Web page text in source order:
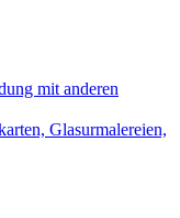
mit anderen
Glasurmalereien,